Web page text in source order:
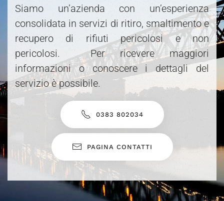
Siamo un’azienda con un’esperienza
consolidata in servizi di ritiro, smaltimento e
recupero di rifiuti pericolosi e non
pericolosi. Per ricevere maggiori
informazioni o conoscere i dettagli del
servizio è possibile.
0383 802034
PAGINA CONTATTI